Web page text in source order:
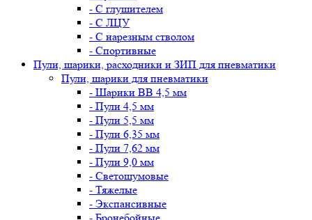
- С глушителем
- С ЛЦУ
- С нарезным стволом
- Спортивные
Пули, шарики, расходники и ЗИП для пневматики
Пули, шарики для пневматики
- Шарики BB 4,5 мм
- Пули 4,5 мм
- Пули 5,5 мм
- Пули 6,35 мм
- Пули 7,62 мм
- Пули 9,0 мм
- Светошумовые
- Тяжелые
- Экспансивные